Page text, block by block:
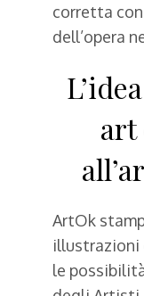
corretta
dell’opera
art
ArtOk
illustrazioni
le